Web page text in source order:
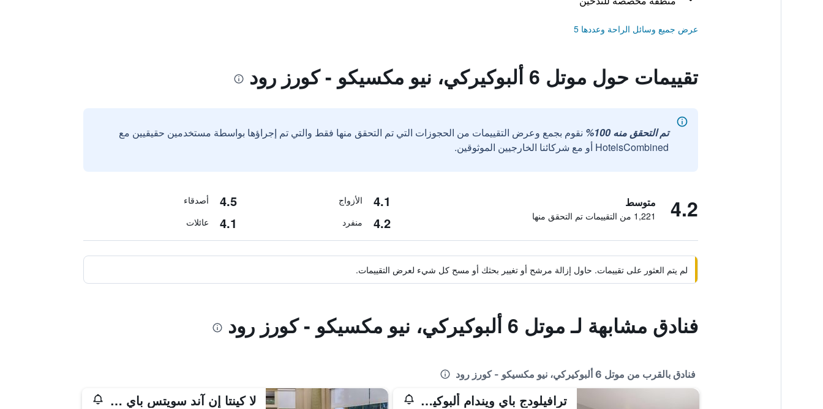
عرض جميع وسائل الراحة وعددها 5
تقييمات حول موتل 6 ألبوكيركي، نيو مكسيكو - كورز رود
تم التحقق منه 100%
نقوم بجمع وعرض التقييمات من الحجوزات التي تم التحقق منها فقط والتي تم إجراؤها بواسطة مستخدمين حقيقيين مع
HotelsCombined أو مع شركائنا الخارجيين الموثوقين.
4.2 متوسط
1,221 من التقييمات تم التحقق منها
4.1 الأزواج 4.5 أصدقاء
4.2 منفرد 4.1 عائلات
لم يتم العثور على تقييمات. حاول إزالة مرشح أو تغيير بحثك أو مسح كل شيء لعرض التقييمات.
فنادق مشابهة لـ موتل 6 ألبوكيركي، نيو مكسيكو - كورز رود
فنادق بالقرب من موتل 6 ألبوكيركي، نيو مكسيكو - كورز رود
ترافيلودج باي ويندام ألبوكيركي ويست لا كينتا إن آند سويتس باي ويندام ألبوكيركي ويست